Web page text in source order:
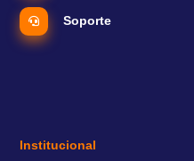
Soporte
Institucional